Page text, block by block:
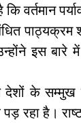
वर्तमान
पाठ्यक्रम
इस बारे
के सम्मुख
रहा है।